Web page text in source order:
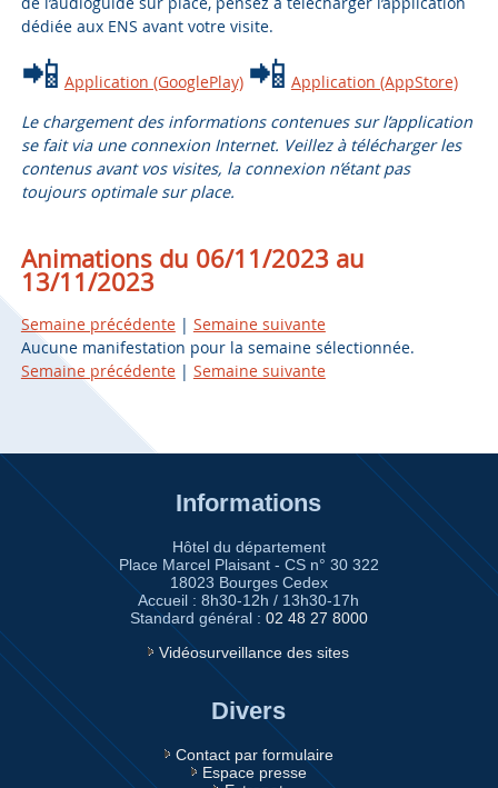
dédiée aux ENS avant votre visite.
📲 Application (GooglePlay) 📲 Application (AppStore)
Le chargement des informations contenues sur l’application
se fait via une connexion Internet. Veillez à télécharger les
contenus avant vos visites, la connexion n’étant pas
toujours optimale sur place.
Animations du 06/11/2023 au
13/11/2023
Semaine précédente| Semaine suivante
Aucune manifestation pour la semaine sélectionnée.
Semaine précédente| Semaine suivante
Informations
Hôtel du département
Place Marcel Plaisant - CS n° 30 322
18023 Bourges Cedex
Accueil : 8h30-12h / 13h30-17h
Standard général : 02 48 27 8000
Vidéosurveillance des sites
Divers
Contact par formulaire
Espace presse